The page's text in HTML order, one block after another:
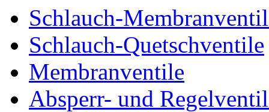
Schlauch-
Schlauch-Quetschventile
Membranventile
Absperr- und